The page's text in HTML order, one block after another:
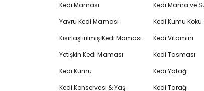
Kedi Maması
Yavru Kedi Maması
Kısırlaştırılmış Kedi Maması
Yetişkin Kedi Maması
Kedi Kumu
Kedi Konservesi & Yaş
Kedi Mama ve
Kedi Kumu
Kedi Vitamini
Kedi Tasması
Kedi Yatağı
Kedi Tarağı